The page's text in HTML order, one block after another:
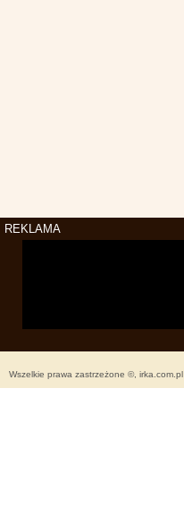
REKLAMA
Wszelkie prawa zastrzeżone ©, irka.com.pl